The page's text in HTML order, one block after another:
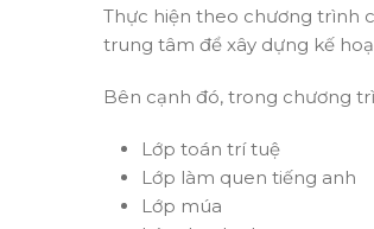
Thực hiện theo chương trình
trung tâm để xây dựng kế
Bên cạnh đó, trong chương
Lớp toán trí tuệ
Lớp làm quen tiếng anh
Lớp múa